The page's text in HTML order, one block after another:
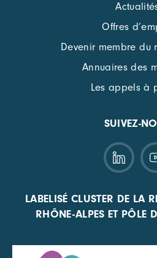
Offres
Devenir membre du
Annuaires des
Les appels à
SUIVEZ-
LABELISÉ CLUSTER DE LA
RHÔNE-ALPES ET PÔLE